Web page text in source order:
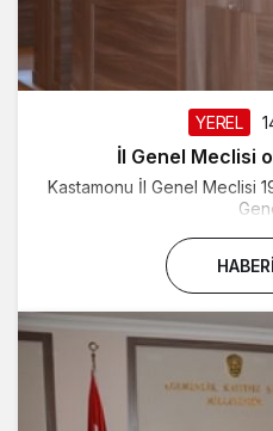
YEREL
İl Genel Meclisi
Kastamonu İl Genel Meclisi